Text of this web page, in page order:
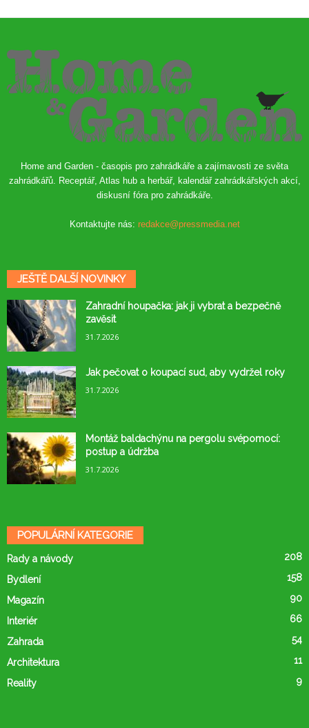
Home and Garden - časopis pro zahrádkáře a zajímavosti ze světa
zahrádkářů. Receptář, Atlas hub a herbář, kalendář zahrádkářských akcí,
diskusní fóra pro zahrádkáře.
Kontaktujte nás: redakce@pressmedia.net
JEŠTĚ DALŠÍ NOVINKY
Zahradní houpačka: jak ji vybrat a bezpečně
zavěsit
31.7.2026
Jak pečovat o koupací sud, aby vydržel roky
31.7.2026
Montáž baldachýnu na pergolu svépomocí:
postup a údržba
31.7.2026
POPULÁRNÍ KATEGORIE
Rady a návody 208
Bydlení 158
Magazín 90
Interiér 66
Zahrada 54
Architektura 11
Reality 9